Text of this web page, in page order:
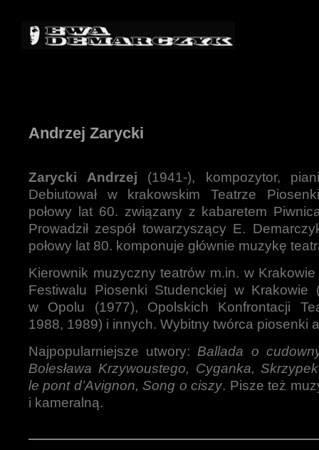
Andrzej Zarycki
Zarycki Andrzej (1941-), kompozytor,
Debiutował w krakowskim Teatrze
połowy lat 60. związany z kabaretem
Prowadził zespół towarzyszący E.
połowy lat 80. komponuje głównie muzykę
Kierownik muzyczny teatrów m.in. w
Festiwalu Piosenki Studenckiej w Krakowie
w Opolu (1977), Opolskich Konfrontacji
1988, 1989) i innych. Wybitny twórca piosenki
Najpopularniejsze utwory: Ballada o
Bolesława Krzywoustego, Cyganka,
le pont d’Avignon, Song o ciszy. Pisze też
i kameralną.